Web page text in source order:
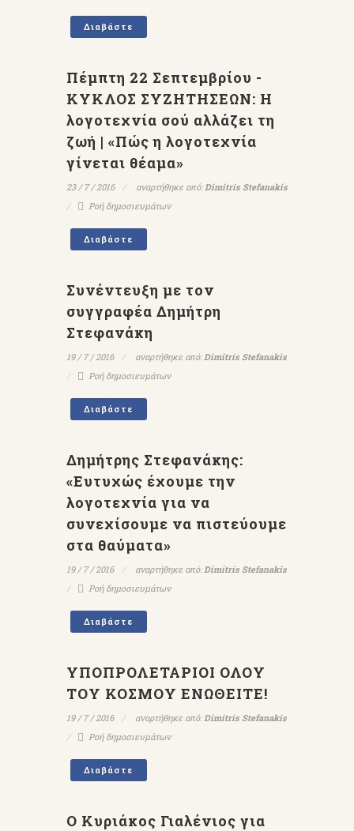
Διαβάστε
Πέμπτη 22 Σεπτεμβρίου -
ΚΥΚΛΟΣ ΣΥΖΗΤΗΣΕΩΝ: Η
λογοτεχνία σού αλλάζει τη
ζωή | «Πώς η λογοτεχνία
γίνεται θέαμα»
23 / 7 / 2016 αναρτήθηκε από:Dimitris Stefanakis
Ροή δημοσιευμάτων
Διαβάστε
Συνέντευξη με τον
συγγραφέα Δημήτρη
Στεφανάκη
19 / 7 / 2016 αναρτήθηκε από:Dimitris Stefanakis
Ροή δημοσιευμάτων
Διαβάστε
Δημήτρης Στεφανάκης:
«Ευτυχώς έχουμε την
λογοτεχνία για να
συνεχίσουμε να πιστεύουμε
στα θαύματα»
19 / 7 / 2016 αναρτήθηκε από:Dimitris Stefanakis
Ροή δημοσιευμάτων
Διαβάστε
ΥΠΟΠΡΟΛΕΤΑΡΙΟΙ ΟΛΟΥ
ΤΟΥ ΚΟΣΜΟΥ ΕΝΩΘΕΙΤΕ!
19 / 7 / 2016 αναρτήθηκε από:Dimitris Stefanakis
Ροή δημοσιευμάτων
Διαβάστε
Ο Κυριάκος Γιαλένιος για